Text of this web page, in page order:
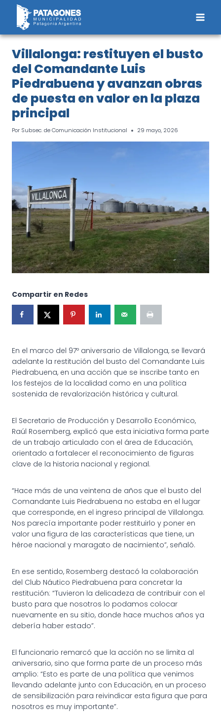
Saltar
contenido
Villalonga: restituyen el busto
del Comandante Luis
Piedrabuena y avanzan obras
de puesta en valor en la plaza
principal
Por Subsec. de Comunicación Institucional 29 mayo, 2026
Compartir en Redes
En el marco del 97º aniversario de Villalonga, se llevará
adelante la restitución del busto del Comandante Luis
Piedrabuena, en una acción que se inscribe tanto en
los festejos de la localidad como en una política
sostenida de revalorización histórica y cultural.
El Secretario de Producción y Desarrollo Económico,
Raúl Rosemberg, explicó que esta iniciativa forma parte
de un trabajo articulado con el área de Educación,
orientado a fortalecer el reconocimiento de figuras
clave de la historia nacional y regional.
“Hace más de una veintena de años que el busto del
Comandante Luis Piedrabuena no estaba en el lugar
que corresponde, en el ingreso principal de Villalonga.
Nos parecía importante poder restituirlo y poner en
valor una figura de las características que tiene, un
héroe nacional y maragato de nacimiento”, señaló.
En ese sentido, Rosemberg destacó la colaboración
del Club Náutico Piedrabuena para concretar la
restitución: “Tuvieron la delicadeza de contribuir con el
busto para que nosotros lo podamos colocar
nuevamente en su sitio, donde hace muchos años ya
debería haber estado”.
El funcionario remarcó que la acción no se limita al
aniversario, sino que forma parte de un proceso más
amplio: “Esto es parte de una política que venimos
llevando adelante junto con Educación, en un proceso
de sensibilización para reivindicar esta figura que para
nosotros es muy importante”.